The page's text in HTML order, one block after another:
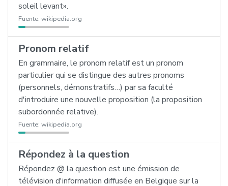
soleil levant».
Fuente: wikipedia.org
Pronom relatif
En grammaire, le pronom relatif est un pronom
particulier qui se distingue des autres pronoms
(personnels, démonstratifs…) par sa faculté
d'introduire une nouvelle proposition (la proposition
subordonnée relative).
Fuente: wikipedia.org
Répondez à la question
Répondez @ la question est une émission de
télévision d'information diffusée en Belgique sur la